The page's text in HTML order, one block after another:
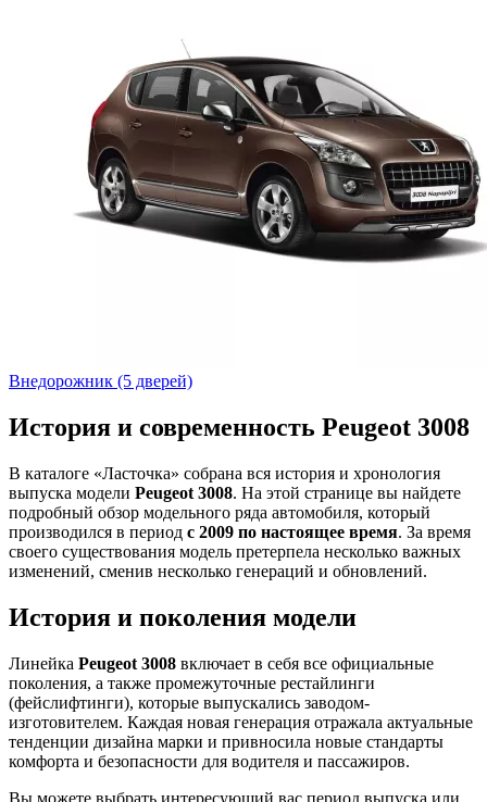
Внедорожник (5 дверей)
История и современность Peugeot 3008
В каталоге «Ласточка» собрана вся история и хронология
выпуска модели Peugeot 3008. На этой странице вы найдете
подробный обзор модельного ряда автомобиля, который
производился в период с 2009 по настоящее время. За время
своего существования модель претерпела несколько важных
изменений, сменив несколько генераций и обновлений.
История и поколения модели
Линейка Peugeot 3008 включает в себя все официальные
поколения, а также промежуточные рестайлинги
(фейслифтинги), которые выпускались заводом-
изготовителем. Каждая новая генерация отражала актуальные
тенденции дизайна марки и привносила новые стандарты
комфорта и безопасности для водителя и пассажиров.
Вы можете выбрать интересующий вас период выпуска или